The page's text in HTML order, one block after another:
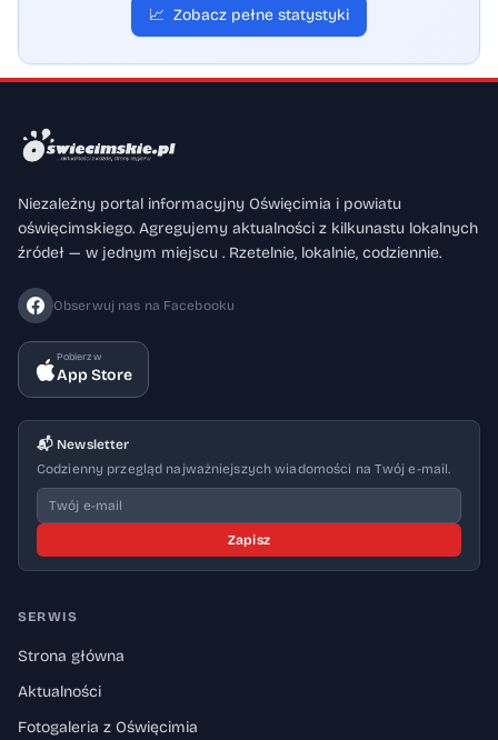
📈 Zobacz pełne statystyki
Niezależny portal informacyjny Oświęcimia i powiatu
oświęcimskiego. Agregujemy aktualności z kilkunastu lokalnych
źródeł — w jednym miejscu . Rzetelnie, lokalnie, codziennie.
Obserwuj nas na Facebooku
Pobierz w
App Store
📬 Newsletter
Codzienny przegląd najważniejszych wiadomości na Twój e-mail.
Zapisz
SERWIS
Strona główna
Aktualności
Fotogaleria z Oświęcimia